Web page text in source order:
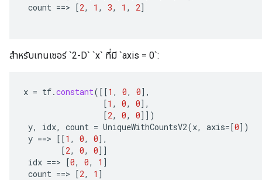
count ==> [2, 1 , 3, 1 , 2]
สำหรับเทนเซอร์ `2-D` `x` ที่มี `axis = 0`:
x = tf.constant( [[1 , 0, 0] ,
[1 , 0, 0] ,
[2, 0, 0]] )
y, idx, count = UniqueWithCountsV2(x, axis=[0] )
y ==> [[1 , 0, 0] ,
[2, 0, 0]]
idx ==> [0, 0, 1 ]
count ==> [2, 1 ]